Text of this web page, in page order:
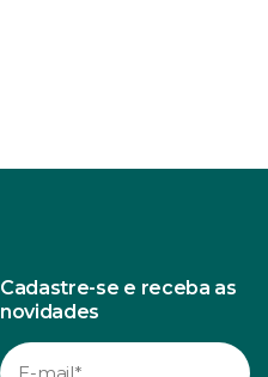
Cadastre-se e receba as
novidades